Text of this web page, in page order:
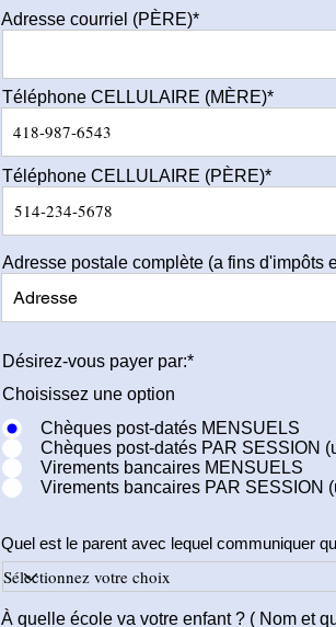
Adresse courriel (PÈRE)*
Téléphone CELLULAIRE (MÈRE)*
Téléphone CELLULAIRE (PÈRE)*
Adresse postale complète (a fins d'impôts
Désirez-vous payer par:*
Choisissez une option
Chèques post-datés MENSUELS
Chèques post-datés PAR SESSION
Virements bancaires MENSUELS
Virements bancaires PAR SESSION
Quel est le parent avec lequel communiquer
À quelle école va votre enfant ? ( Nom et